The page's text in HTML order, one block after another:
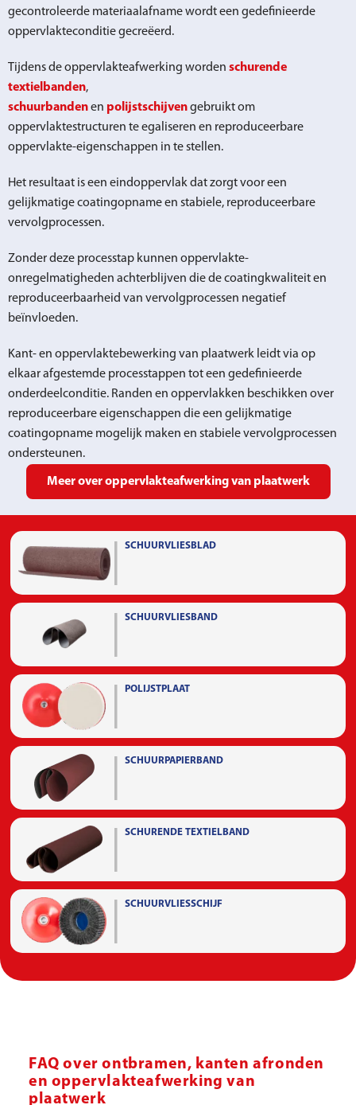
gecontroleerde materiaalafname wordt een gedefinieerde
oppervlakteconditie gecreëerd.
Tijdens de oppervlakteafwerking worden schurende
textielbanden,
schuurbandenen polijstschijvengebruikt om
oppervlaktestructuren te egaliseren en reproduceerbare
oppervlakte-eigenschappen in te stellen.
Het resultaat is een eindoppervlak dat zorgt voor een
gelijkmatige coatingopname en stabiele, reproduceerbare
vervolgprocessen.
Zonder deze processtap kunnen oppervlakte-
onregelmatigheden achterblijven die de coatingkwaliteit en
reproduceerbaarheid van vervolgprocessen negatief
beïnvloeden.
Kant- en oppervlaktebewerking van plaatwerk leidt via op
elkaar afgestemde processtappen tot een gedefinieerde
onderdeelconditie. Randen en oppervlakken beschikken over
reproduceerbare eigenschappen die een gelijkmatige
coatingopname mogelijk maken en stabiele vervolgprocessen
ondersteunen.
Meer over oppervlakteafwerking van plaatwerk
SCHUURVLIESBLAD
SCHUURVLIESBAND
POLIJSTPLAAT
SCHUURPAPIERBAND
SCHURENDE TEXTIELBAND
SCHUURVLIESSCHIJF
FAQ over ontbramen, kanten afronden
en oppervlakteafwerking van
plaatwerk